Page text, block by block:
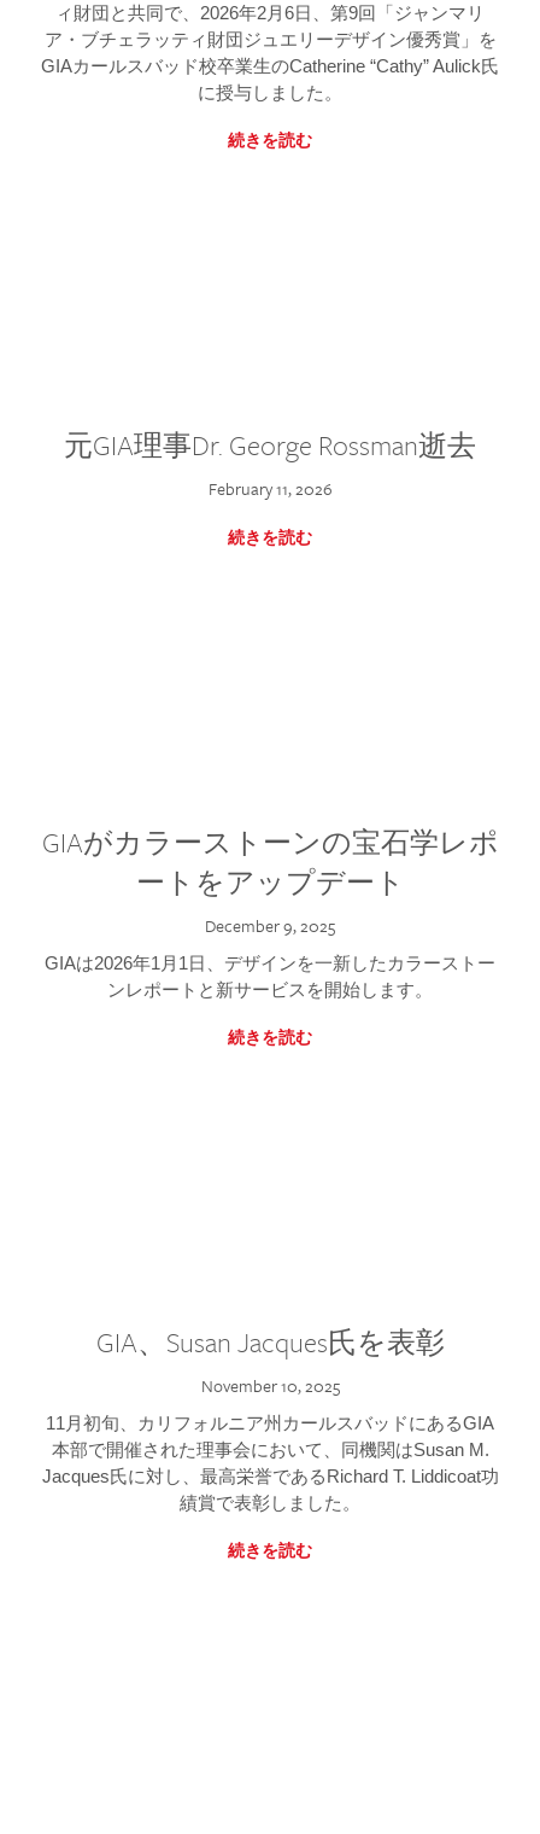
ィ財団と共同で、2026年2月6日、第9回「ジャンマリ
ア・ブチェラッティ財団ジュエリーデザイン優秀賞」を
GIAカールスバッド校卒業生のCatherine “Cathy” Aulick氏
に授与しました。
続きを読む
元GIA理事Dr. George Rossman逝去
February 11, 2026
続きを読む
GIAがカラーストーンの宝石学レポ
ートをアップデート
December 9, 2025
GIAは2026年1月1日、デザインを一新したカラーストー
ンレポートと新サービスを開始します。
続きを読む
GIA、Susan Jacques氏を表彰
November 10, 2025
11月初旬、カリフォルニア州カールスバッドにあるGIA
本部で開催された理事会において、同機関はSusan M.
Jacques氏に対し、最高栄誉であるRichard T. Liddicoat功
績賞で表彰しました。
続きを読む